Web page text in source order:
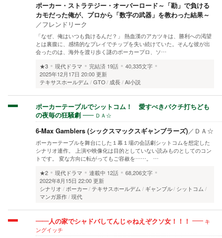
ポーカー・ストラテジー・オーバーロード～「勘」で負ける
カモだった俺が、プロから「数字の武器」を教わった結果～
／フレンドリーク
「なぜ、俺はいつも負けるんだ？」 熱血漢のアカツキは、勝利への渇望
とは裏腹に、感情的なプレイでチップを失い続けていた。そんな彼が出
会ったのは、海外を渡り歩く謎のポーカープロ、ソ…
★3
現代ドラマ 完結済 19話
40,335文字
2025年12月17日 20:00 更新
テキサスホールデム
GTO 成長 AI小説
ポーカーテーブルでシットコム！ 愛すべきバクチ打ちども
の夜毎の狂騒劇
ＤＡ☆
6-Max Gamblers (シックスマックスギャンブラーズ)／ ＤＡ☆
ポーカーテーブルを舞台にした１幕１場の会話劇シットコムを想定した
シナリオ連作。 上演や映像化は目的としていない読みものとしてのコン
トです。 変な方向に転がってもご容赦を……。 …
★2
現代ドラマ 連載中 12話
68,206文字
2022年8月15日 22:00 更新
シナリオ
ポーカー テキサスホールデム ギャンブル シットコム
マンガ原作 現代
――人の家でシャドバしてんじゃねえぞクソ女！！！
キ
ングイッチ